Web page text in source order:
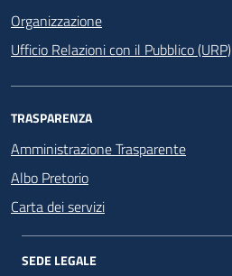
Organizzazione
Ufficio Relazioni con il Pubblico (URP)
TRASPARENZA
Amministrazione Trasparente
Albo Pretorio
Carta dei servizi
SEDE LEGALE